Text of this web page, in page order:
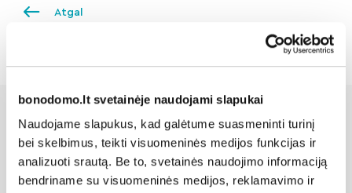
bonodomo.lt svetainėje naudojami slapukai
Naudojame slapukus, kad galėtume suasmeninti turinį
bei skelbimus, teikti visuomeninės medijos funkcijas ir
analizuoti srautą. Be to, svetainės naudojimo informaciją
bendriname su visuomeninės medijos, reklamavimo ir
Atgal
Susijusios naujienos